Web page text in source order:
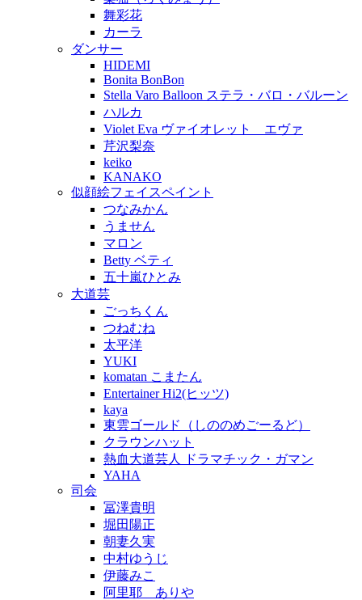
舞彩花
カーラ
ダンサー
HIDEMI
Bonita BonBon
Stella Varo Balloon ステラ・バロ・バルーン
ハルカ
Violet Eva ヴァイオレット エヴァ
芹沢梨奈
keiko
KANAKO
似顔絵フェイスペイント
つなみかん
うません
マロン
Betty ベティ
五十嵐ひとみ
大道芸
ごっちくん
つねむね
太平洋
YUKI
komatan こまたん
Entertainer Hi2(ヒッツ)
kaya
東雲ゴールド（しののめごーるど）
クラウンハット
熱血大道芸人 ドラマチック・ガマン
YAHA
司会
冨澤貴明
堀田陽正
朝妻久実
中村ゆうじ
伊藤みこ
阿里耶 ありや